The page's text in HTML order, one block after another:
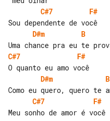
C#7
F#
D#m
B
C#7
F#
D#m
B
C#7
F#